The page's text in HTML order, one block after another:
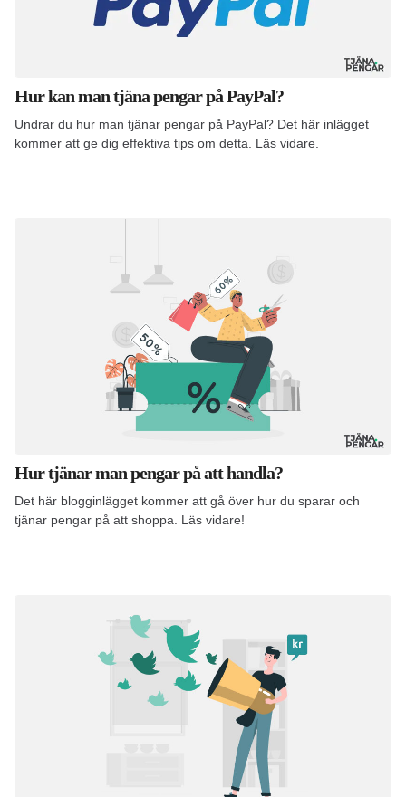
Hur kan man tjäna pengar på PayPal?
Undrar du hur man tjänar pengar på PayPal? Det här inlägget
kommer att ge dig effektiva tips om detta. Läs vidare.
Hur tjänar man pengar på att handla?
Det här blogginlägget kommer att gå över hur du sparar och
tjänar pengar på att shoppa. Läs vidare!